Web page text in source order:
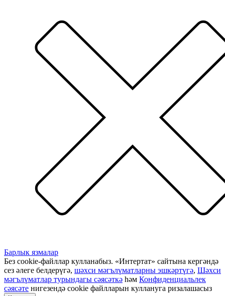
Барлык язмалар
Без cookie-файллар кулланабыз. «Интертат» сайтына кергәндә
сез әлеге белдерүгә, шәхси мәгълүматларны эшкәртүгә, Шәхси
мәгълүматлар турындагы сәясәткә һәм Конфиденциальлек
сәясәте нигезендә cookie файлларын куллануга ризалашасыз